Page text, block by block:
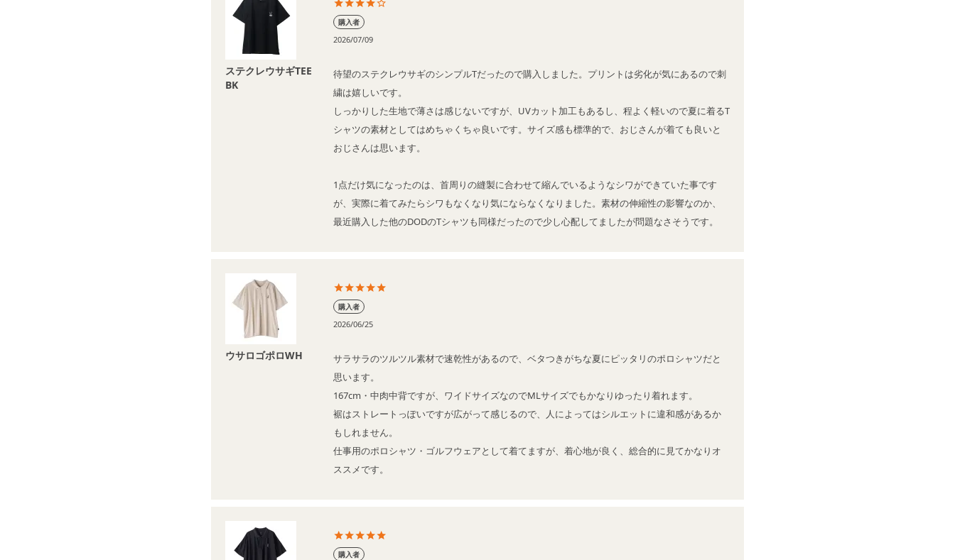
ステクレウサギTEE
BK
購入者
2026/07/09
待望のステクレウサギのシンプルTだったので購入しました。プリントは劣化が気にあるので刺
繍は嬉しいです。
しっかりした生地で薄さは感じないですが、UVカット加工もあるし、程よく軽いので夏に着るT
シャツの素材としてはめちゃくちゃ良いです。サイズ感も標準的で、おじさんが着ても良いと
おじさんは思います。
1点だけ気になったのは、首周りの縫製に合わせて縮んでいるようなシワができていた事です
が、実際に着てみたらシワもなくなり気にならなくなりました。素材の伸縮性の影響なのか、
最近購入した他のDODのTシャツも同様だったので少し心配してましたが問題なさそうです。
ウサロゴポロWH
購入者
2026/06/25
サラサラのツルツル素材で速乾性があるので、ベタつきがちな夏にピッタリのポロシャツだと
思います。
167cm・中肉中背ですが、ワイドサイズなのでMLサイズでもかなりゆったり着れます。
裾はストレートっぽいですが広がって感じるので、人によってはシルエットに違和感があるか
もしれません。
仕事用のポロシャツ・ゴルフウェアとして着てますが、着心地が良く、総合的に見てかなりオ
ススメです。
購入者